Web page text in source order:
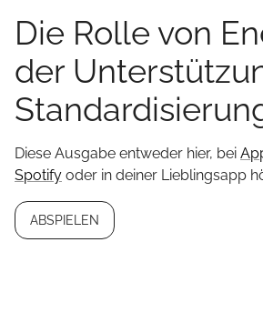
Die Rolle von
der
Diese Ausgabe entweder hier, bei
Spotify oder in deiner Lieblingsapp
ABSPIELEN